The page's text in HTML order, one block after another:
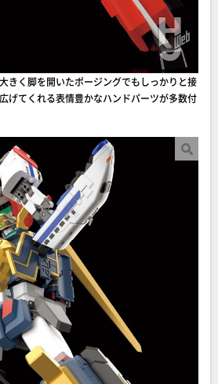
きく脚を開いたポージングでもしっかりと接
げてくれる表情豊かなハンドパーツが多数付